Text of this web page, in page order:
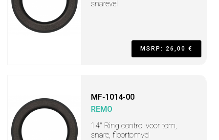
snarevel
MSRP: 26,00 €
MF-1014-00
REMO
14" Ring control voor tom,
snare, floortomvel